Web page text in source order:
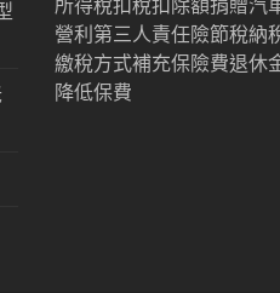
所得稅扣稅扣除額捐贈汽
營利 第三人責任險節稅納
繳稅方式補充保險費退休
降低保費